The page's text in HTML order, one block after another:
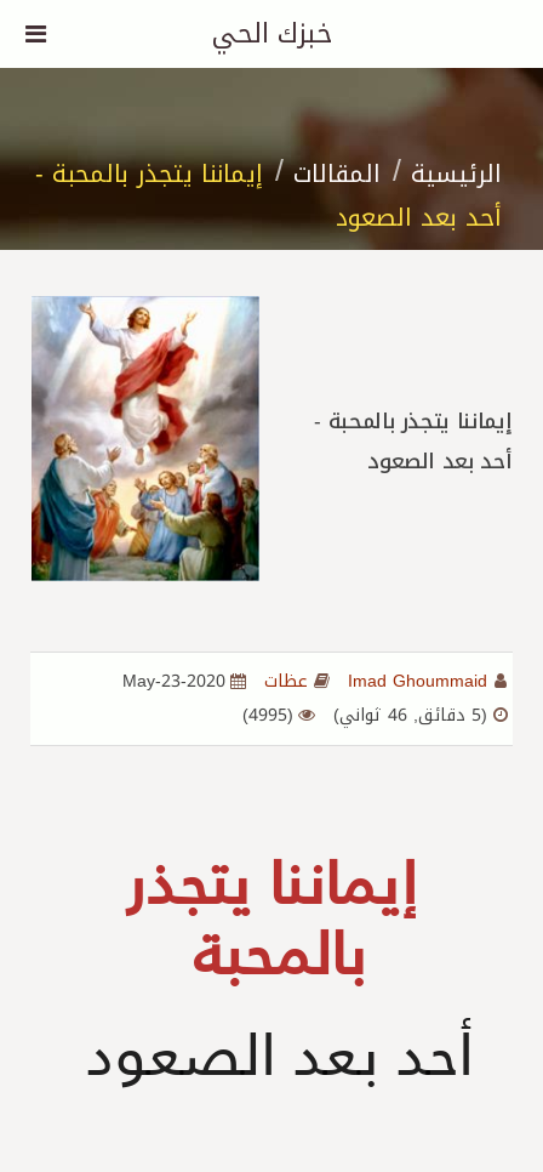
خبزك الحي
الرئيسية المقالات
إيماننا يتجذر بالمحبة -
أحد بعد الصعود
إيماننا يتجذر بالمحبة -
أحد بعد الصعود
Imad Ghoummaid عظات
2020-May-23
(5 دقائق, 46 ثواني)
(4995)
إيماننا يتجذر
بالمحبة
أحد بعد الصعود